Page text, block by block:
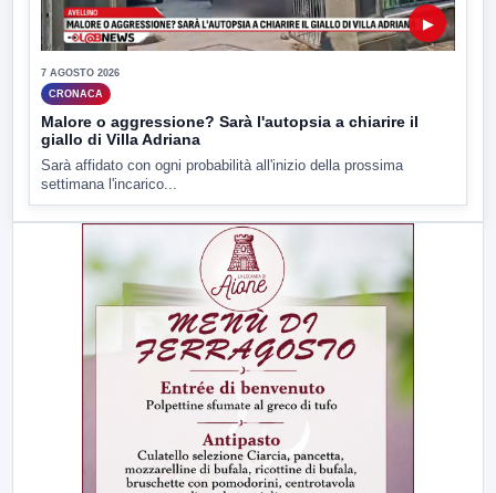
▶
7 AGOSTO 2026
CRONACA
Malore o aggressione? Sarà l'autopsia a chiarire il
giallo di Villa Adriana
Sarà affidato con ogni probabilità all'inizio della prossima
settimana l'incarico...